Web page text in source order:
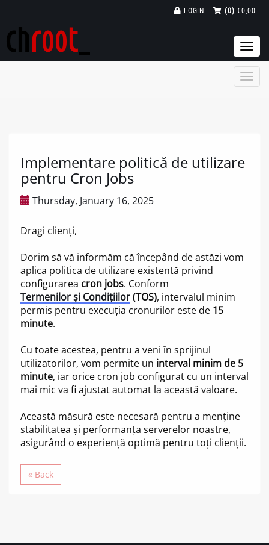
(0) €0,00
LOGIN
Implementare politică de utilizare
pentru Cron Jobs
Thursday, January 16, 2025
Dragi clienți,
Dorim să vă informăm că începând de astăzi vom
aplica politica de utilizare existentă privind
configurarea cron jobs. Conform
Termenilor și Condițiilor(TOS), intervalul minim
permis pentru execuția cronurilor este de 15
minute.
Cu toate acestea, pentru a veni în sprijinul
utilizatorilor, vom permite un interval minim de 5
minute, iar orice cron job configurat cu un interval
mai mic va fi ajustat automat la această valoare.
Această măsură este necesară pentru a menține
stabilitatea și performanța serverelor noastre,
asigurând o experiență optimă pentru toți clienții.
« Back